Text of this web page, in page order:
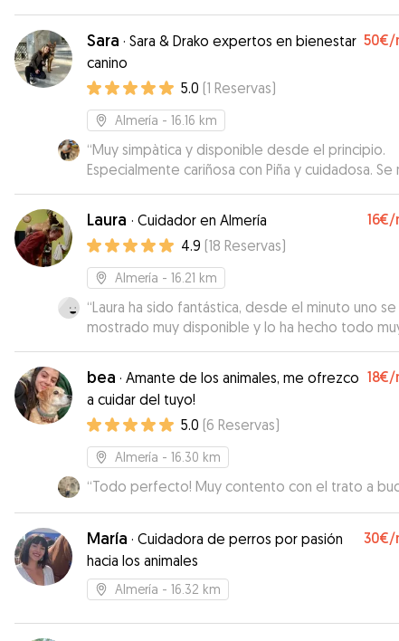
todo. Repetiremos seguro!”
Sara · Sara & Drako expertos en bienestar
canino
50€/
5.0 (1 Reservas)
Almería - 16.16 km
“Muy simpàtica y disponible desde el principio.
Especialmente cariñosa con Piña y cuidadosa. Se
que le encantan los animales.”
Laura · Cuidador en Almería 16€/
4.9 (18 Reservas)
Almería - 16.21 km
“Laura ha sido fantástica, desde el minuto uno se
mostrado muy disponible y lo ha hecho todo
Ha cuidado de Kira genial y nos ha mantenido
informados de cómo iba todo. Sin duda
con ella a futuro porque sabemos que está en
buenas manos y podemos estar tranquilos.
bea · Amante de los animales, me ofrezco
a cuidar del tuyo!
18€/
5.0 (6 Reservas)
Almería - 16.30 km
“Todo perfecto! Muy contento con el trato a
María · Cuidadora de perros por pasión
hacia los animales
30€/
Almería - 16.32 km